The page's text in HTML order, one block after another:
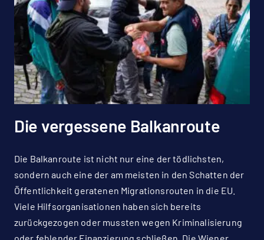
Die vergessene Balkanroute
Die Balkanroute ist nicht nur eine der tödlichsten,
sondern auch eine der am meisten in den Schatten der
Öffentlichkeit geratenen Migrationsrouten in die EU.
Viele Hilfsorganisationen haben sich bereits
zurückgezogen oder mussten wegen Kriminalisierung
oder fehlender Finanzierung schließen. Die Wiener